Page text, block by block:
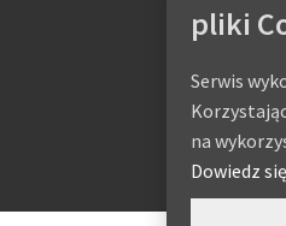
pliki
Serwis
na
Dowiedz